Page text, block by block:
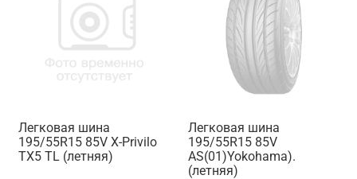
Легковая шина
195/55R15 85V X-Privilo
TX5 TL (летняя)
Легковая шина
195/55R15 85V
AS(01)Yokohama).
(летняя)